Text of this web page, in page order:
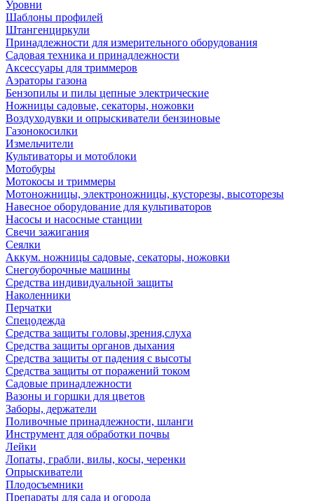
Уровни
Шаблоны профилей
Штангенциркули
Принадлежности для измерительного оборудования
Садовая техника и принадлежности
Аксессуары для триммеров
Аэраторы газона
Бензопилы и пилы цепные электрические
Ножницы садовые, секаторы, ножовки
Воздуходувки и опрыскиватели бензиновые
Газонокосилки
Измельчители
Культиваторы и мотоблоки
Мотобуры
Мотокосы и триммеры
Мотоножницы, электроножницы, кусторезы, высоторезы
Навесное оборудование для культиваторов
Насосы и насосные станции
Свечи зажигания
Сеялки
Аккум. ножницы садовые, секаторы, ножовки
Снегоуборочные машины
Средства индивидуальной защиты
Наколенники
Перчатки
Спецодежда
Средства защиты головы,зрения,слуха
Средства защиты органов дыхания
Средства защиты от падения с высоты
Средства защиты от поражений током
Садовые принадлежности
Вазоны и горшки для цветов
Заборы, держатели
Поливочные принадлежности, шланги
Инструмент для обработки почвы
Лейки
Лопаты, грабли, вилы, косы, черенки
Опрыскиватели
Плодосъемники
Препараты для сада и огорода